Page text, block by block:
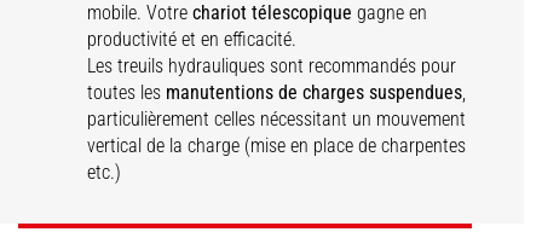
mobile. Votrechariot télescopique gagne en
productivité et en efficacité.
Les treuils hydrauliques sont recommandés pour
toutes les manutentions de charges suspendues,
particulièrement celles nécessitant un mouvement
vertical de la charge (mise en place de charpentes
etc.)
Treuil hydraulique
grande capacité
Treuil hydraulique
Treuil hydraulique
vario
DÉCOUVRIR